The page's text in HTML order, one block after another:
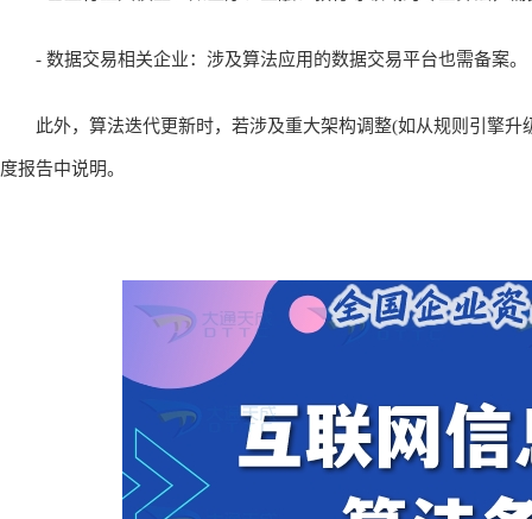
- 数据交易相关企业：涉及算法应用的数据交易平台也需备案。
此外，算法迭代更新时，若涉及重大架构调整(如从规则引擎升
度报告中说明。